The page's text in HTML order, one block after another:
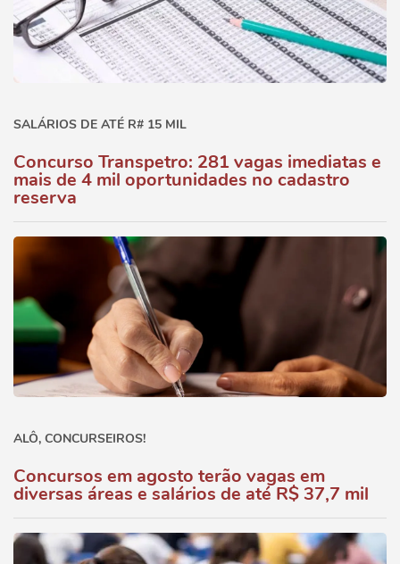
SALÁRIOS DE ATÉ R# 15 MIL
Concurso Transpetro: 281 vagas imediatas e
mais de 4 mil oportunidades no cadastro
reserva
ALÔ, CONCURSEIROS!
Concursos em agosto terão vagas em
diversas áreas e salários de até R$ 37,7 mil